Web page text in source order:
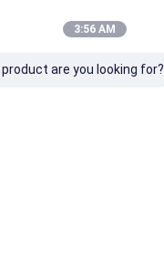
된 알루미늄 루버 페르골라
물
3:56 AM
are you looking for?